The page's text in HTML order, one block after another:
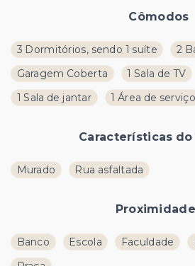
Cômodos
3 Dormitórios, sendo 1 suíte 2
Garagem Coberta
1 Sala de TV
1 Sala de jantar
1 Área de serviço
Características
Murado Rua asfaltada
Banco Escola Faculdade